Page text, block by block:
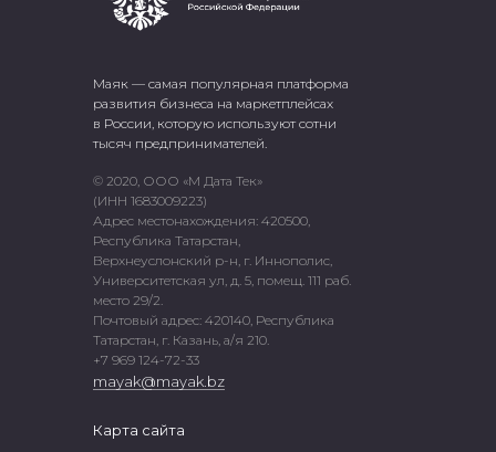
Маяк — самая популярная платформа
развития бизнеса на маркетплейсах
в России, которую используют сотни
тысяч предпринимателей.
© 2020, ООО «М Дата Тек»
(ИНН 1683009223)
Адрес местонахождения: 420500,
Республика Татарстан,
Верхнеуслонский р-н, г. Иннополис,
Университетская ул, д. 5, помещ. 111 раб.
место 29/2.
Почтовый адрес: 420140, Республика
Татарстан, г. Казань, а/я 210.
+7 969 124-72-33
mayak@mayak.bz
Карта сайта